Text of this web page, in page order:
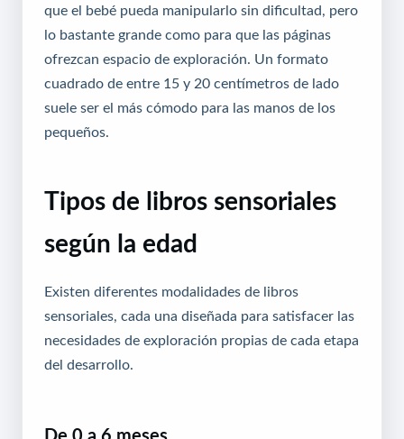
que el bebé pueda manipularlo sin dificultad, pero
lo bastante grande como para que las páginas
ofrezcan espacio de exploración. Un formato
cuadrado de entre 15 y 20 centímetros de lado
suele ser el más cómodo para las manos de los
pequeños.
Tipos de libros sensoriales
según la edad
Existen diferentes modalidades de libros
sensoriales, cada una diseñada para satisfacer las
necesidades de exploración propias de cada etapa
del desarrollo.